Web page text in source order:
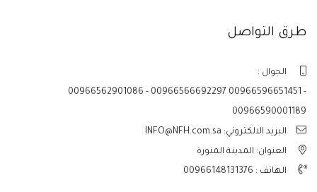
طرق التواصل
الجوال :
00966562901086 - 00966566692297 00966596651451 -
00966590001189
البريد الالكتروني: INFO@NFH.com.sa
العنوان: المدينة المنورة
الهاتف : 00966148131376